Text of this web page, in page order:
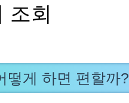
조회
떻게 하면 편할까?